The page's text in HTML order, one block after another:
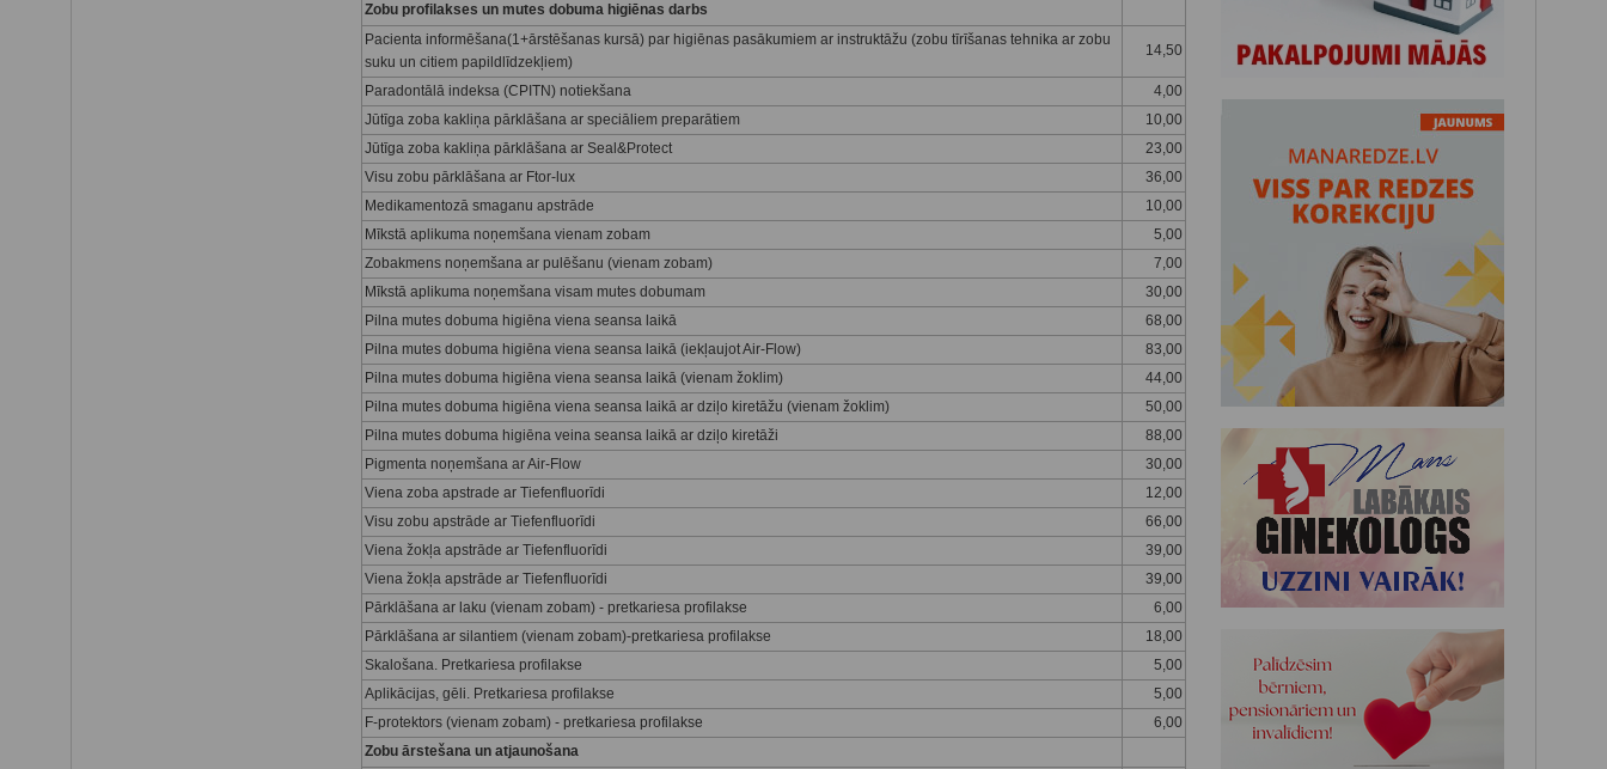
Zobu profilakses un mutes dobuma higiēnas darbs
Pacienta informēšana(1+ārstēšanas kursā) par higiēnas pasākumiem ar instruktāžu (zobu tīrīšanas tehnika ar zobu
suku un citiem papildlīdzekļiem)
14,50
Paradontālā indeksa (CPITN) notiekšana
4,00
Jūtīga zoba kakliņa pārklāšana ar speciāliem preparātiem
10,00
Jūtīga zoba kakliņa pārklāšana ar Seal&Protect
23,00
Visu zobu pārklāšana ar Ftor-lux
36,00
Medikamentozā smaganu apstrāde
10,00
Mīkstā aplikuma noņemšana vienam zobam
5,00
Zobakmens noņemšana ar pulēšanu (vienam zobam)
7,00
Mīkstā aplikuma noņemšana visam mutes dobumam
30,00
Pilna mutes dobuma higiēna viena seansa laikā
68,00
Pilna mutes dobuma higiēna viena seansa laikā (iekļaujot Air-Flow)
83,00
Pilna mutes dobuma higiēna viena seansa laikā (vienam žoklim)
44,00
Pilna mutes dobuma higiēna viena seansa laikā ar dziļo kiretāžu (vienam žoklim)
50,00
Pilna mutes dobuma higiēna veina seansa laikā ar dziļo kiretāži
88,00
Pigmenta noņemšana ar Air-Flow
30,00
Viena zoba apstrade ar Tiefenfluorīdi
12,00
Visu zobu apstrāde ar Tiefenfluorīdi
66,00
Viena žokļa apstrāde ar Tiefenfluorīdi
39,00
Viena žokļa apstrāde ar Tiefenfluorīdi
39,00
Pārklāšana ar laku (vienam zobam) - pretkariesa profilakse
6,00
Pārklāšana ar silantiem (vienam zobam)-pretkariesa profilakse
18,00
Skalošana. Pretkariesa profilakse
5,00
Aplikācijas, gēli. Pretkariesa profilakse
5,00
F-protektors (vienam zobam) - pretkariesa profilakse
6,00
Zobu ārstešana un atjaunošana